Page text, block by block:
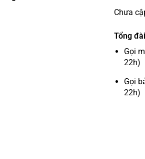
hãng 5 năm, mang đến sự an tâm
ai đang tìm kiếm một sản phẩm chất
chất liệu cao cấp và linh kiện nhập
Chưa
Tổng
Gọi
22h)
Gọi
22h)